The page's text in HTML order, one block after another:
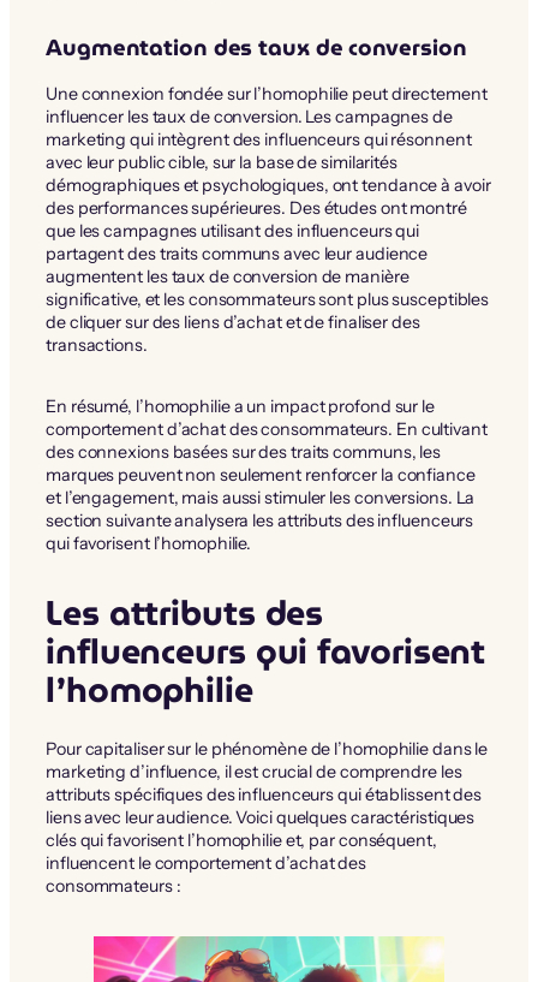
Augmentation des taux de conversion
Une connexion fondée sur l’homophilie peut directement
influencer les taux de conversion. Les campagnes de
marketing qui intègrent des influenceurs qui résonnent
avec leur public cible, sur la base de similarités
démographiques et psychologiques, ont tendance à avoir
des performances supérieures. Des études ont montré
que les campagnes utilisant des influenceurs qui
partagent des traits communs avec leur audience
augmentent les taux de conversion de manière
significative, et les consommateurs sont plus susceptibles
de cliquer sur des liens d’achat et de finaliser des
transactions.
En résumé, l’homophilie a un impact profond sur le
comportement d’achat des consommateurs. En cultivant
des connexions basées sur des traits communs, les
marques peuvent non seulement renforcer la confiance
et l’engagement, mais aussi stimuler les conversions. La
section suivante analysera les attributs des influenceurs
qui favorisent l’homophilie.
Les attributs des
influenceurs qui favorisent
l’homophilie
Pour capitaliser sur le phénomène de l’homophilie dans le
marketing d’influence, il est crucial de comprendre les
attributs spécifiques des influenceurs qui établissent des
liens avec leur audience. Voici quelques caractéristiques
clés qui favorisent l’homophilie et, par conséquent,
influencent le comportement d’achat des
consommateurs :